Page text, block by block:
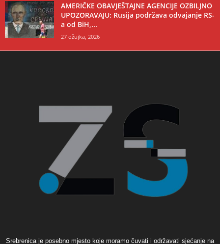
AMERIČKE OBAVJEŠTAJNE AGENCIJE OZBILJNO
UPOZORAVAJU: Rusija podržava odvajanje RS-
a od BiH,...
27 ožujka, 2026
Srebrenica je posebno mjesto koje moramo čuvati i održavati sjećanje na